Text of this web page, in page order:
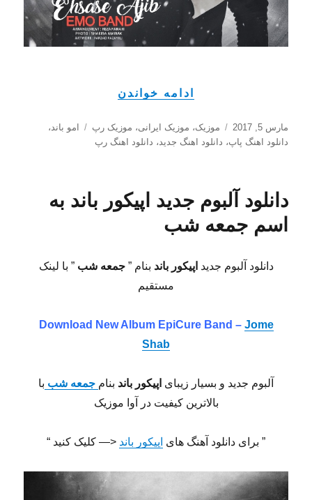
ادامه خواندن
ارسال
شده
مارس 5, 2017 دسته‌ها
موزیک، موزیک ایرانی، موزیک رپ برچسب‌ها
امو باند،
دانلود اهنگ پاپ، دانلود اهنگ جدید، دانلود اهنگ رپ
دانلود آلبوم جدید اپیکور باند به
اسم جمعه شب
دانلود آلبوم جدید اپیکور باند بنام ”جمعه شب” با لینک
مستقیم
Download New AlbumEpiCure Band – Jome
Shab
آلبوم جدید و بسیار زیبای اپیکور باند بنام جمعه شب با
بالاترین کیفیت در آوا موزیک
” برای دانلود آهنگ های اپیکور باند <— کلیک کنید “